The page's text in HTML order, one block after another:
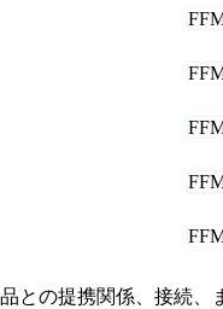
品との提携関係、接続